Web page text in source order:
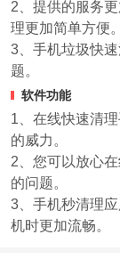
2、提供的服务
理更加简单方便。
3、手机垃圾快
题。
软件功能
1、在线快速清
的威力。
2、您可以放心
的问题。
3、手机秒清理
机时更加流畅。